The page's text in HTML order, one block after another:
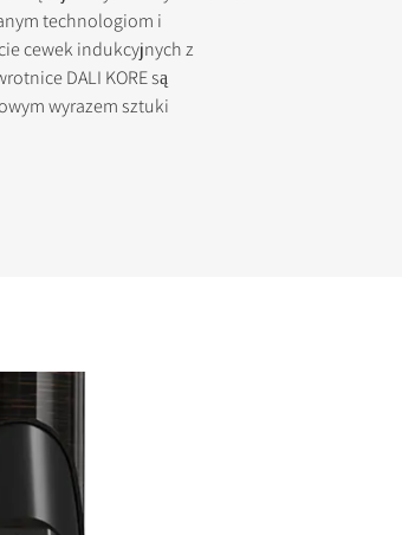
technologiom i
cewek indukcyjnych z
DALI KORE są
wyrazem sztuki